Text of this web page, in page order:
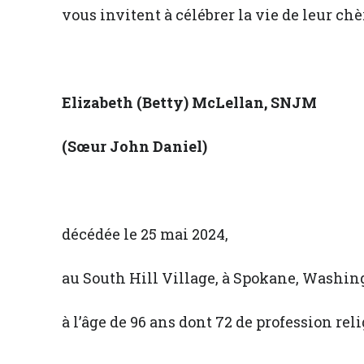
vous invitent à célébrer la vie de leur
Elizabeth (Betty) McLellan, SNJM
(Sœur John Daniel)
décédée le 25 mai 2024,
au South Hill Village, à Spokane,
à l’âge de 96 ans dont 72 de profession